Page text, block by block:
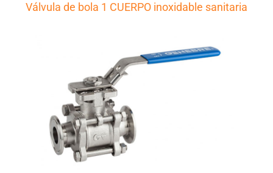
Válvula de bola 1 CUERPO inoxidable sanitaria